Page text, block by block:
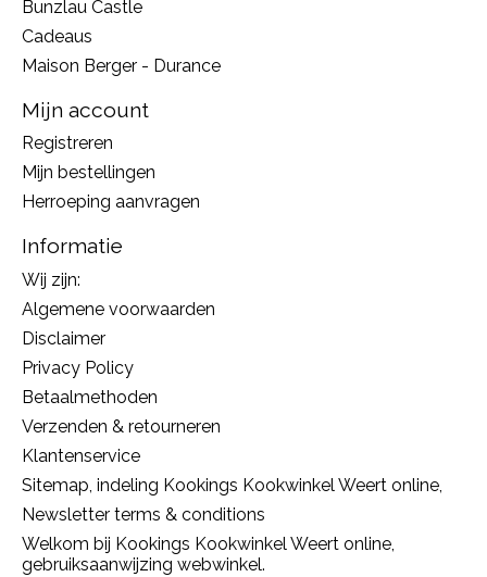
Bunzlau Castle
Cadeaus
Maison Berger - Durance
Mijn account
Registreren
Mijn bestellingen
Herroeping aanvragen
Informatie
Wij zijn:
Algemene voorwaarden
Disclaimer
Privacy Policy
Betaalmethoden
Verzenden & retourneren
Klantenservice
Sitemap, indeling Kookings Kookwinkel Weert online,
Newsletter terms & conditions
Welkom bij Kookings Kookwinkel Weert online,
gebruiksaanwijzing webwinkel.